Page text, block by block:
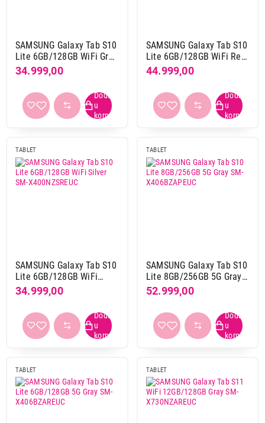
SAMSUNG Galaxy Tab S10
Lite 6GB/128GB WiFi Gray
SM-X400NZAREUC
34.999,00
SAMSUNG Galaxy Tab S10
Lite 6GB/128GB WiFi Red
SM-X400NZRREUC
44.999,00
TABLET
SAMSUNG Galaxy Tab S10
Lite 6GB/128GB WiFi
Silver SM-X400NZSREUC
34.999,00
TABLET
SAMSUNG Galaxy Tab S10
Lite 8GB/256GB 5G Gray
SM-X406BZAPEUC
52.999,00
TABLET TABLET